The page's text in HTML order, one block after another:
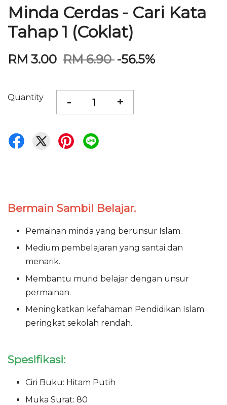
Minda Cerdas - Cari Kata
Tahap 1 (Coklat)
RM 3.00 RM 6.90 -56.5%
Quantity - +
Bermain Sambil Belajar.
Pemainan minda yang berunsur Islam.
Medium pembelajaran yang santai dan
menarik.
Membantu murid belajar dengan unsur
permainan.
Meningkatkan kefahaman Pendidikan Islam
peringkat sekolah rendah.
Spesifikasi:
Ciri Buku: Hitam Putih
Muka Surat: 80